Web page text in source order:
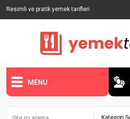
Resimli ve pratik yemek tarifleri
MENU